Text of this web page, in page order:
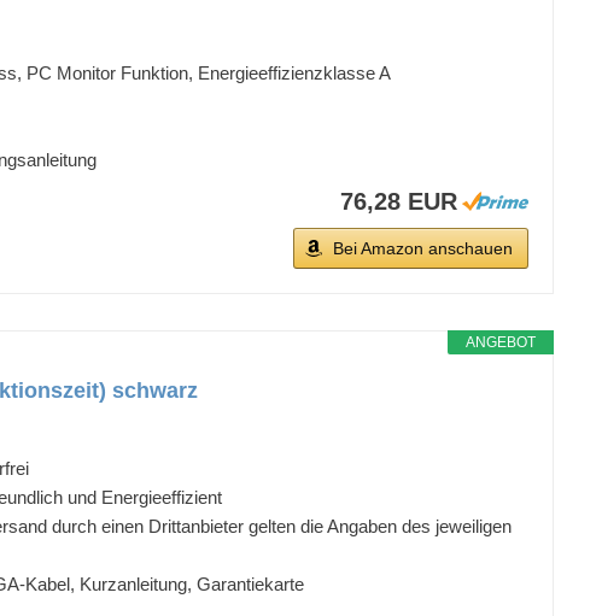
PC Monitor Funktion, Energieeffizienzklasse A
76,28 EUR
Bei Amazon anschauen
ANGEBOT
schwarz
und Energieeffizient
durch einen Drittanbieter gelten die Angaben des jeweiligen
Kabel, Kurzanleitung, Garantiekarte